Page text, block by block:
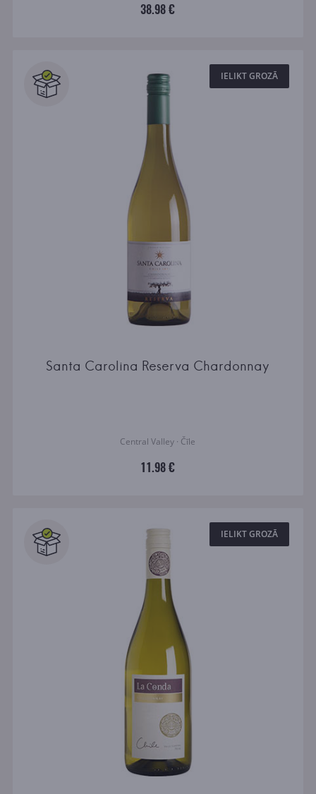
38.98 €
IELIKT GROZĀ
Santa Carolina Reserva Chardonnay
Central Valley · Čīle
11.98 €
IELIKT GROZĀ